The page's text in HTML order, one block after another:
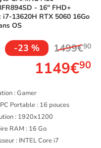
- 16" FHD+
i7-13620H RTX 5060 16Go
OS
-23 % 1499€90
1149€90
: Gamer
Portable : 16 pouces
: 1920x1200
RAM : 16 Go
: INTEL Core i7